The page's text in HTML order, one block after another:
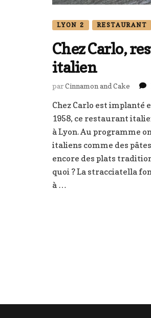
LYON 2 RESTAURANT
Chez Carlo,
italien
parCinnamon and Cake
Chez Carlo est implanté
1958, ce restaurant
à Lyon. Au programme
italiens comme des
encore des plats
quoi ? La stracciatella
à …